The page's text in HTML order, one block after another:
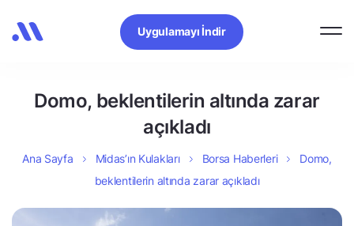
Uygulamayı İndir
Domo, beklentilerin altında zarar
açıkladı
Ana Sayfa Midas’ın Kulakları Borsa Haberleri
Domo,
beklentilerin altında zarar açıkladı